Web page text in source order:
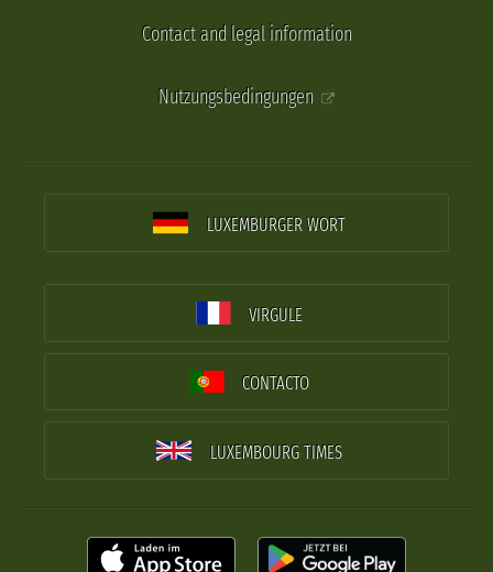
Contact and legal information
Nutzungsbedingungen
LUXEMBURGER WORT
VIRGULE
CONTACTO
LUXEMBOURG TIMES